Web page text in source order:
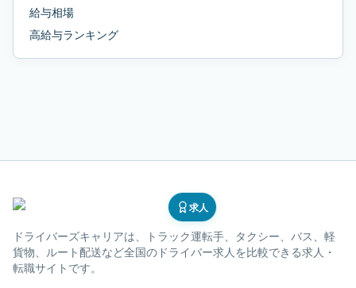
給与相場
高給与ランキング
求人
ドライバーズキャリアは、トラック運転手、タクシー、バス、軽
貨物、ルート配送など全国のドライバー求人を比較できる求人・
転職サイトです。